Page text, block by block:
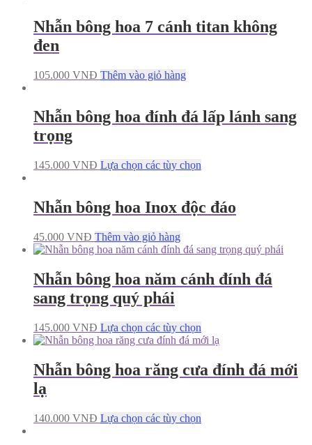
Nhẫn bông hoa 7 cánh titan không
đen
105.000 VNĐ Thêm vào giỏ hàng
Nhẫn bông hoa đính đá lấp lánh sang
trọng
145.000 VNĐ Lựa chọn các tùy chọn
Nhẫn bông hoa Inox độc đáo
45.000 VNĐ Thêm vào giỏ hàng
Nhẫn bông hoa năm cánh đính đá
sang trọng quý phái
145.000 VNĐ Lựa chọn các tùy chọn
Nhẫn bông hoa răng cưa đính đá mới
lạ
140.000 VNĐ Lựa chọn các tùy chọn